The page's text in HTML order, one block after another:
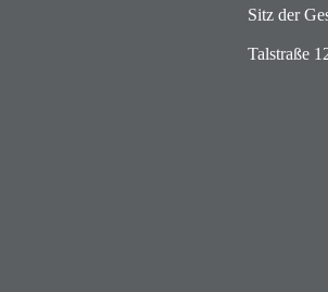
Sitz der
Talstraße